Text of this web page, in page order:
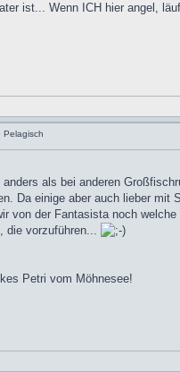
ist... Wenn ICH hier angel,
Pelagisch
als bei anderen
Da einige aber auch lieber mit
von der Fantasista noch
die vorzuführen...
Petri vom Möhnesee!